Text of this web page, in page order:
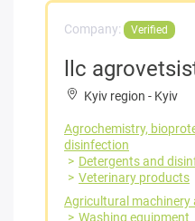
Company: Verified
llc
Kyiv region - Kyiv
Agrochemistry,
disinfection
Detergents and
Veterinary products
Agricultural machinery
Washing equipment